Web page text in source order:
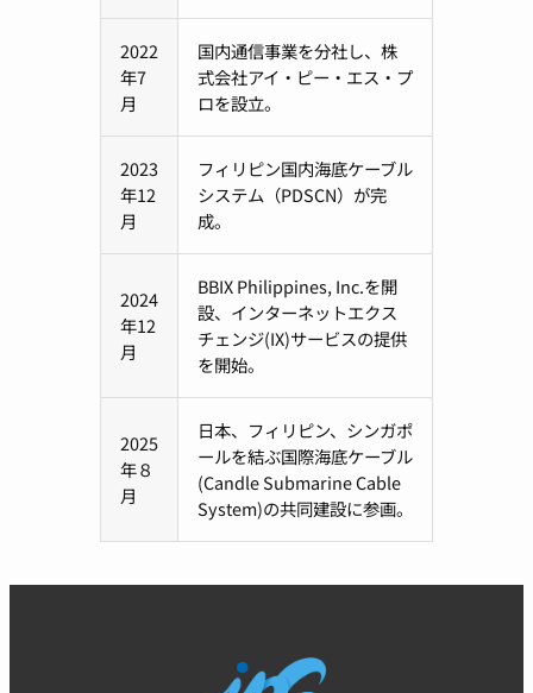
2022
年7
月
国内通信事業を分社し、株
式会社アイ・ピー・エス・プ
ロを設立。
2023
年12
月
フィリピン国内海底ケーブル
システム（PDSCN）が完
成。
2024
年12
月
BBIX Philippines, Inc.を開
設、インターネットエクス
チェンジ(IX)サービスの提供
を開始。
2025
年８
月
日本、フィリピン、シンガポ
ールを結ぶ国際海底ケーブル
(Candle Submarine Cable
System)の共同建設に参画。